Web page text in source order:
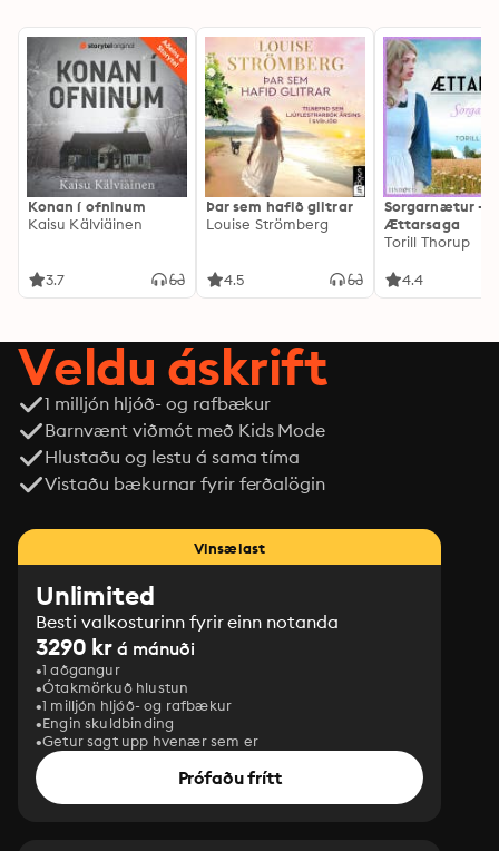
Konan í ofninum
Kaisu Kälviäinen
3.7
Þar sem hafið glitrar
Louise Strömberg
4.5
Sorgarnætur -
Ættarsaga
Torill Thorup
4.4
Veldu áskrift
1 milljón hljóð- og rafbækur
Barnvænt viðmót með Kids Mode
Hlustaðu og lestu á sama tíma
Vistaðu bækurnar fyrir ferðalögin
Vinsælast
Unlimited
Besti valkosturinn fyrir einn notanda
3290 kr á mánuði
1 aðgangur
Ótakmörkuð hlustun
1 milljón hljóð- og rafbækur
Engin skuldbinding
Getur sagt upp hvenær sem er
Prófaðu frítt